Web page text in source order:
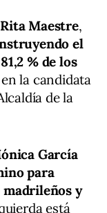
Rita Maestre,
el
81,2 % de los
la candidata
de la
García
para
y
está